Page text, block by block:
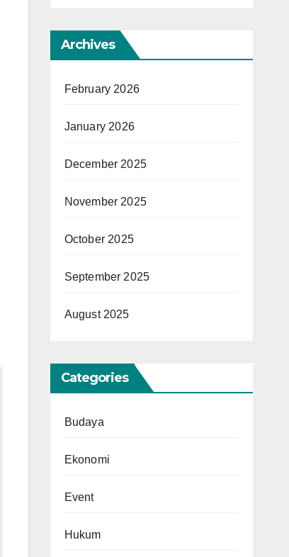
Archives
February 2026
January 2026
December 2025
November 2025
October 2025
September 2025
August 2025
Categories
Budaya
Ekonomi
Event
Hukum